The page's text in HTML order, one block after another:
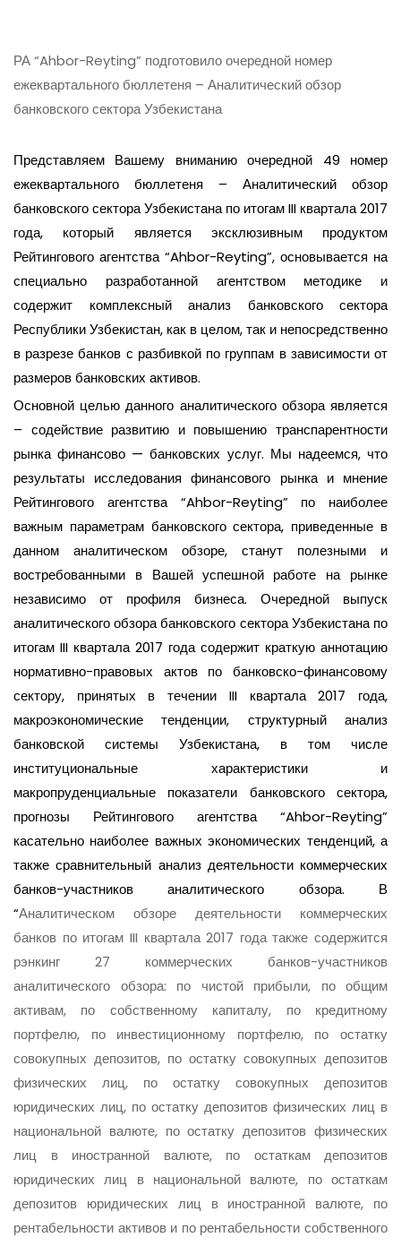
РА “Ahbor-Reyting” подготовило очередной номер
ежеквартального бюллетеня – Аналитический обзор
банковского сектора Узбекистана
Представляем Вашему вниманию очередной 49 номер
ежеквартального бюллетеня – Аналитический обзор
банковского сектора Узбекистана по итогам III квартала 2017
года, который является эксклюзивным продуктом
Рейтингового агентства “Ahbor-Reyting”, основывается на
специально разработанной агентством методике и
содержит комплексный анализ банковского сектора
Республики Узбекистан, как в целом, так и непосредственно
в разрезе банков с разбивкой по группам в зависимости от
размеров банковских активов.
Основной целью данного аналитического обзора является
– содействие развитию и повышению транспарентности
рынка финансово — банковских услуг. Мы надеемся, что
результаты исследования финансового рынка и мнение
Рейтингового агентства “Ahbor-Reyting” по наиболее
важным параметрам банковского сектора, приведенные в
данном аналитическом обзоре, станут полезными и
востребованными в Вашей успешной работе на рынке
независимо от профиля бизнеса. Очередной выпуск
аналитического обзора банковского сектора Узбекистана по
итогам III квартала 2017 года содержит краткую аннотацию
нормативно-правовых актов по банковско-финансовому
сектору, принятых в течении III квартала2017 года,
макроэкономические тенденции, структурный анализ
банковской системы Узбекистана, в том числе
институциональные характеристики и
макропруденциальные показатели банковского сектора,
прогнозы Рейтингового агентства “Ahbor-Reyting”
касательно наиболее важных экономических тенденций, а
также сравнительный анализ деятельности коммерческих
банков-участников аналитического обзора. В
“Аналитическом обзоре деятельности коммерческих
банков по итогам III квартала 2017 года также содержится
рэнкинг 27 коммерческих банков-участников
аналитического обзора: по чистой прибыли, по общим
активам, по собственному капиталу, по кредитному
портфелю, по инвестиционному портфелю, по остатку
совокупных депозитов, по остатку совокупных депозитов
физических лиц, по остатку совокупных депозитов
юридических лиц, по остатку депозитов физических лиц в
национальной валюте, по остатку депозитов физических
лиц в иностранной валюте, по остаткам депозитов
юридических лиц в национальной валюте, по остаткам
депозитов юридических лиц в иностранной валюте, по
рентабельности активов и по рентабельности собственного